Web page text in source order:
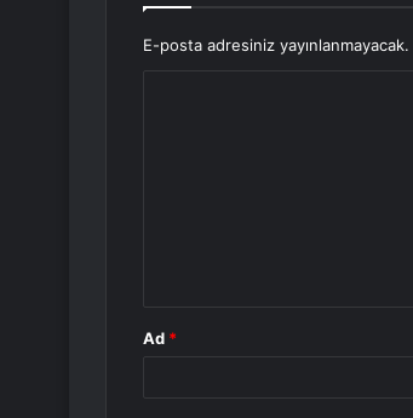
E-posta adresiniz yayınlanmayacak.
Ad *